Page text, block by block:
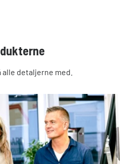
detaljerne med.